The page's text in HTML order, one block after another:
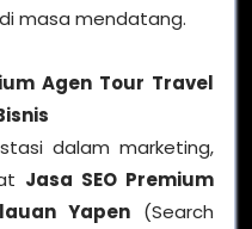
masa mendatang.
Agen Tour Travel
dalam marketing,
Jasa SEO Premium
Yapen (Search